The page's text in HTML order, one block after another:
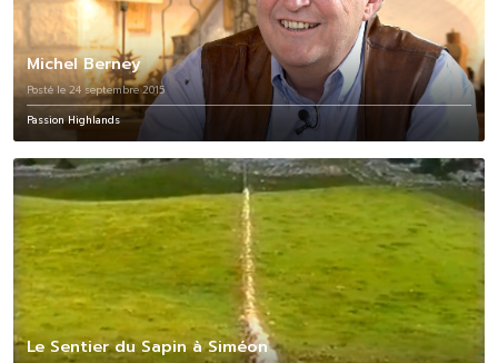
Michel Berney
Posté le 24 septembre 2015
Passion Highlands
Le Sentier du Sapin à Siméon